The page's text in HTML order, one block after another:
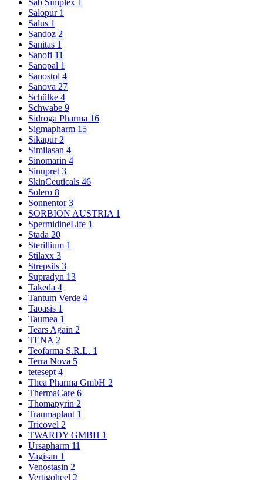
Sab Simplex 1
Salopur 1
Salus 1
Sandoz 2
Sanitas 1
Sanofi 11
Sanopal 1
Sanostol 4
Sanova 27
Schülke 4
Schwabe 9
Sidroga Pharma 16
Sigmapharm 15
Sikapur 2
Similasan 4
Sinomarin 4
Sinupret 3
SkinCeuticals 46
Solero 8
Sonnentor3
SORBION AUSTRIA 1
SpermidineLife 1
Stada 20
Sterillium 1
Stilaxx 3
Strepsils 3
Supradyn 13
Takeda 4
Tantum Verde 4
Taoasis 1
Taumea 1
Tears Again 2
TENA 2
Teofarma S.R.L. 1
Terra Nova 5
tetesept 4
Thea Pharma GmbH 2
ThermaCare 6
Thomapyrin 2
Traumaplant 1
Tricovel 2
TWARDY GMBH 1
Ursapharm 11
Vagisan 1
Venostasin 2
Vertigoheel 2